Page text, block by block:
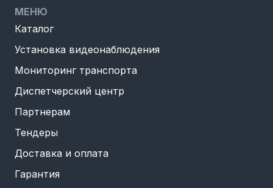
МЕНЮ
Каталог
Установка видеонаблюдения
Мониторинг транспорта
Диспетчерский центр
Партнерам
Тендеры
Доставка и оплата
Гарантия